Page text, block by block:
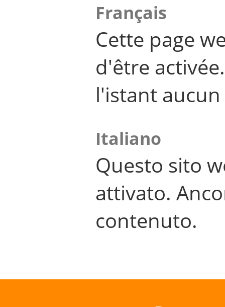
Français
Cette page
d'être
l'istant
Italiano
Questo sito
attivato.
contenuto.